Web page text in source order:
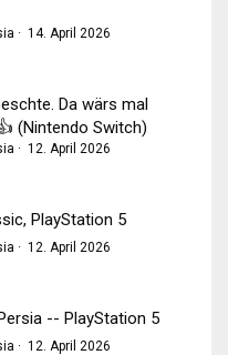
· 14. April 2026
Da wärs mal
(Nintendo Switch)
· 12. April 2026
PlayStation 5
· 12. April 2026
-- PlayStation 5
· 12. April 2026